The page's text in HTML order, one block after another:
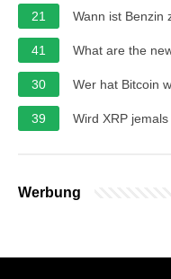
21 Wann ist Benzin
41 What are the
30 Wer hat Bitcoin
39 Wird XRP
Werbung